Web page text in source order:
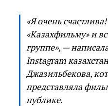
«Я очень
«Казахфильму» и
группе», —
Instagram
Джазильбекова,
представляла
публике.